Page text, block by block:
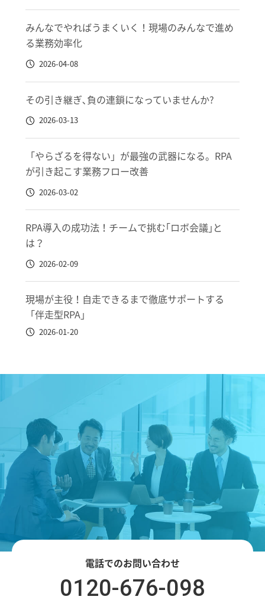
みんなでやればうまくいく！現場のみんなで進め
る業務効率化
2026-04-08
その引き継ぎ､負の連鎖になっていませんか?
2026-03-13
「やらざるを得ない」が最強の武器になる。RPA
が引き起こす業務フロー改善
2026-03-02
RPA導入の成功法！チームで挑む｢ロボ会議｣と
は？
2026-02-09
現場が主役！自走できるまで徹底サポートする
「伴走型RPA」
2026-01-20
電話でのお問い合わせ
0120-676-098